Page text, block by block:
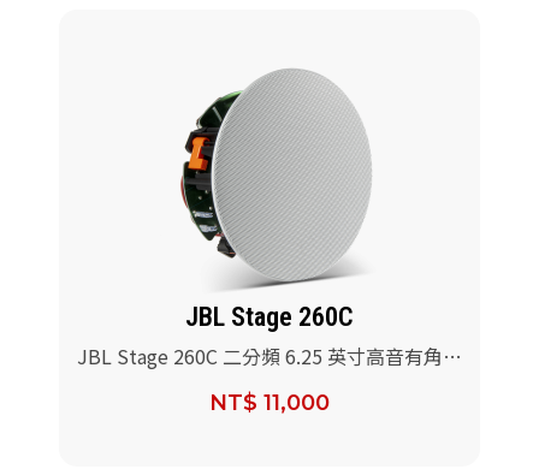
JBL Stage 260C
JBL Stage 260C 二分頻 6.25 英寸高音有角度
NT$ 11,000